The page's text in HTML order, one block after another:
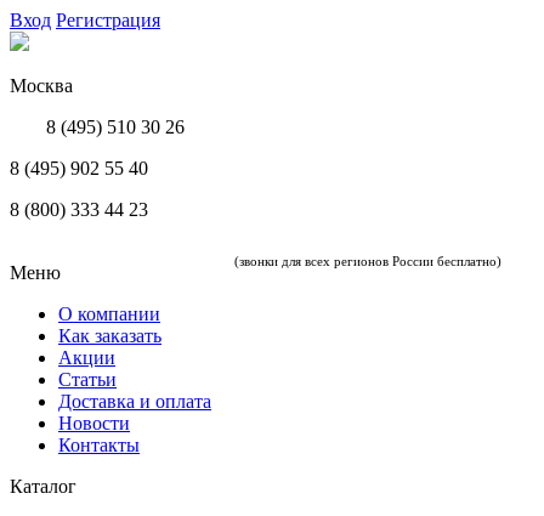
Вход Регистрация
Москва
8 (495) 510 30 26
8 (495) 902 55 40
8 (800) 333 44 23
(звонки для всех регионов России бесплатно)
Меню
О компании
Как заказать
Акции
Статьи
Доставка и оплата
Новости
Контакты
Каталог